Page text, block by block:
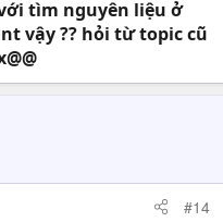
tìm nguyên liệu ở
vậy ?? hỏi từ topic cũ
#14